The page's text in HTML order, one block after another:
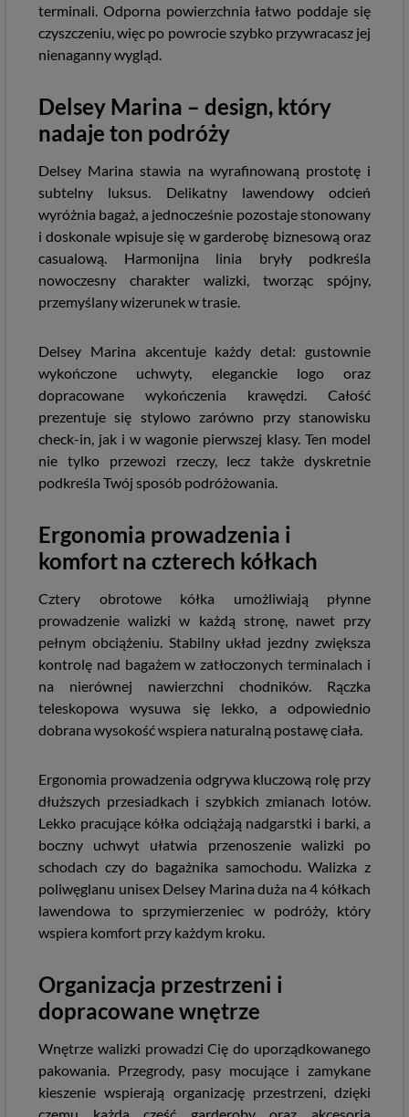
terminali. Odporna powierzchnia łatwo poddaje się
czyszczeniu, więc po powrocie szybko przywracasz jej
nienaganny wygląd.
Delsey Marina – design, który
nadaje ton podróży
Delsey Marina stawia na wyrafinowaną prostotę i
subtelny luksus. Delikatny lawendowy odcień
wyróżnia bagaż, a jednocześnie pozostaje stonowany
i doskonale wpisuje się w garderobę biznesową oraz
casualową. Harmonijna linia bryły podkreśla
nowoczesny charakter walizki, tworząc spójny,
przemyślany wizerunek w trasie.
Delsey Marina akcentuje każdy detal: gustownie
wykończone uchwyty, eleganckie logo oraz
dopracowane wykończenia krawędzi. Całość
prezentuje się stylowo zarówno przy stanowisku
check-in, jak i w wagonie pierwszej klasy. Ten model
nie tylko przewozi rzeczy, lecz także dyskretnie
podkreśla Twój sposób podróżowania.
Ergonomia prowadzenia i
komfort na czterech kółkach
Cztery obrotowe kółka umożliwiają płynne
prowadzenie walizki w każdą stronę, nawet przy
pełnym obciążeniu. Stabilny układ jezdny zwiększa
kontrolę nad bagażem w zatłoczonych terminalach i
na nierównej nawierzchni chodników. Rączka
teleskopowa wysuwa się lekko, a odpowiednio
dobrana wysokość wspiera naturalną postawę ciała.
Ergonomia prowadzenia odgrywa kluczową rolę przy
dłuższych przesiadkach i szybkich zmianach lotów.
Lekko pracujące kółka odciążają nadgarstki i barki, a
boczny uchwyt ułatwia przenoszenie walizki po
schodach czy do bagażnika samochodu. Walizka z
poliwęglanu unisex Delsey Marina duża na 4 kółkach
lawendowa to sprzymierzeniec w podróży, który
wspiera komfort przy każdym kroku.
Organizacja przestrzeni i
dopracowane wnętrze
Wnętrze walizki prowadzi Cię do uporządkowanego
pakowania. Przegrody, pasy mocujące i zamykane
kieszenie wspierają organizację przestrzeni, dzięki